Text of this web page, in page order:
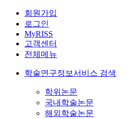
회원가입
로그인
MyRISS
고객센터
전체메뉴
학술연구정보서비스 검색
학위논문
국내학술논문
해외학술논문